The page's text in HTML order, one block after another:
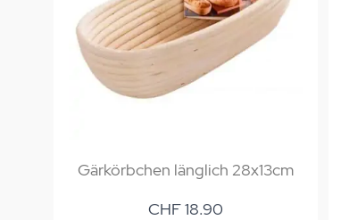
Gärkörbchen länglich 28x13cm
CHF 18.90